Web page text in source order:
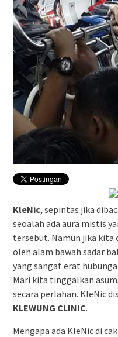
KleNic, sepintas jika
seoalah ada aura mistis
tersebut. Namun jika
oleh alam bawah sadar
yang sangat erat
Mari kita tinggalkan
secara perlahan. KleNic
KLEWUNG CLINIC.
Mengapa ada KleNic di